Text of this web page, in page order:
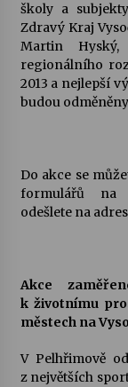
školy a
Zdravý Kraj
Martin
regionálního
2013 a nejlepší
budou
Do akce se
formulářů na
odešlete na
Akce
k životnímu
městech na
V Pelhřimově
z největších